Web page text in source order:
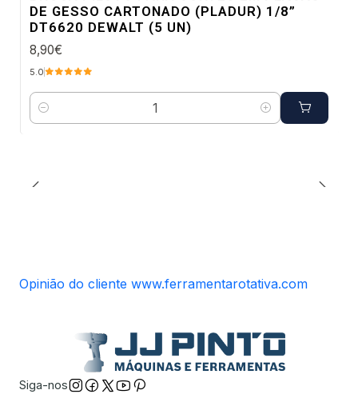
DE GESSO CARTONADO (PLADUR) 1/8”
DT6620 DEWALT (5 UN)
8,90€
5.0
Quantidade
Opinião do cliente www.ferramentarotativa.com
Siga-nos